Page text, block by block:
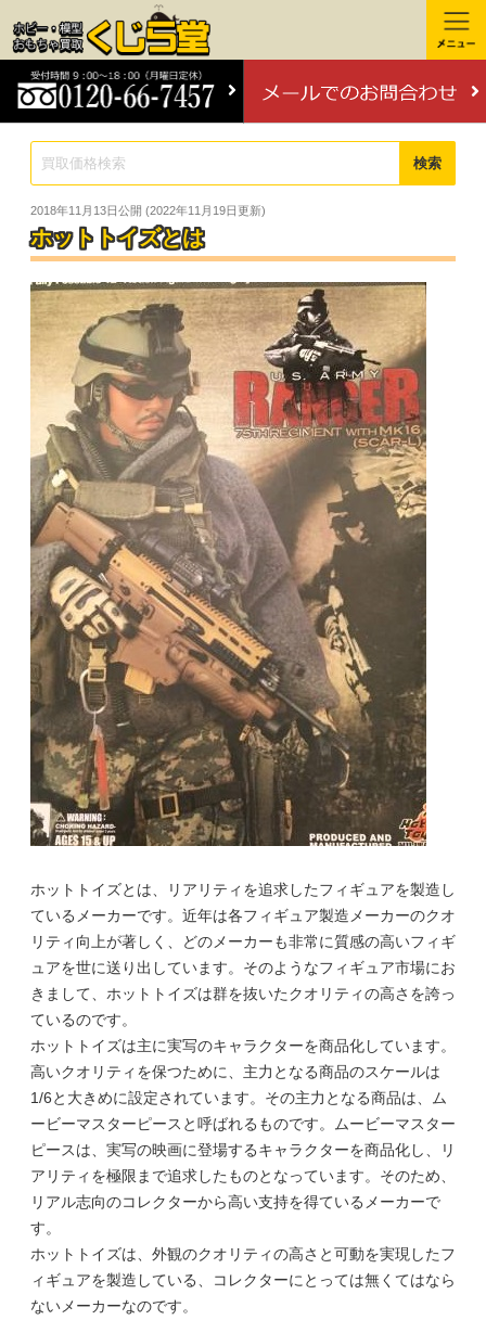
検索
2018年11月13日公開 (2022年11月19日 更新)
ホットトイズとは
ホットトイズとは、リアリティを追求したフィギュアを製造し
ているメーカーです。近年は各フィギュア製造メーカーのクオ
リティ向上が著しく、どのメーカーも非常に質感の高いフィギ
ュアを世に送り出しています。そのようなフィギュア市場にお
きまして、ホットトイズは群を抜いたクオリティの高さを誇っ
ているのです。
ホットトイズは主に実写のキャラクターを商品化しています。
高いクオリティを保つために、主力となる商品のスケールは
1/6と大きめに設定されています。その主力となる商品は、ム
ービーマスターピースと呼ばれるものです。ムービーマスター
ピースは、実写の映画に登場するキャラクターを商品化し、リ
アリティを極限まで追求したものとなっています。そのため、
リアル志向のコレクターから高い支持を得ているメーカーで
す。
ホットトイズは、外観のクオリティの高さと可動を実現したフ
ィギュアを製造している、コレクターにとっては無くてはなら
ないメーカーなのです。